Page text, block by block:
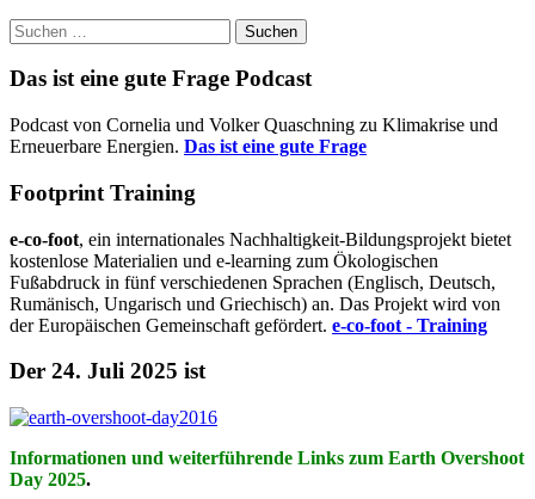
Suchen
nach:
Das ist eine gute Frage Podcast
Podcast von Cornelia und Volker Quaschning zu Klimakrise und
Erneuerbare Energien. Das ist eine gute Frage
Footprint Training
e-co-foot, ein internationales Nachhaltigkeit-Bildungsprojekt bietet
kostenlose Materialien und e-learning zum Ökologischen
Fußabdruck in fünf verschiedenen Sprachen (Englisch, Deutsch,
Rumänisch, Ungarisch und Griechisch) an. Das Projekt wird von
der Europäischen Gemeinschaft gefördert. e-co-foot - Training
Der 24. Juli 2025 ist
Informationen und weiterführende Links zum Earth Overshoot
Day 2025.